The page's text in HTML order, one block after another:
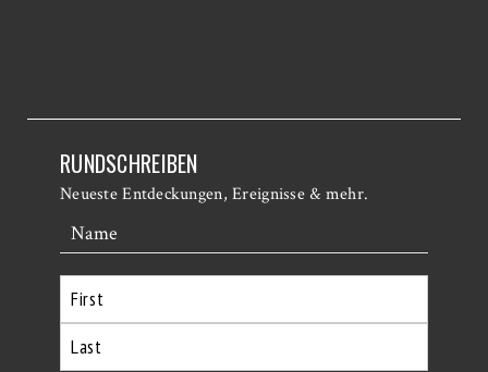
RUNDSCHREIBEN
Neueste Entdeckungen, Ereignisse & mehr.
Name
Erste